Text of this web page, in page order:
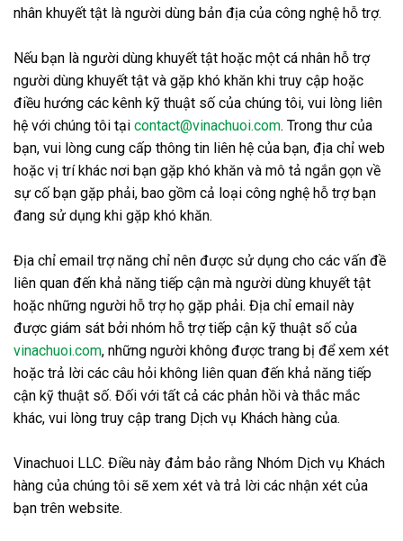
nhân khuyết tật là người dùng bản địa của công nghệ hỗ trợ.
Nếu bạn là người dùng khuyết tật hoặc một cá nhân hỗ trợ
người dùng khuyết tật và gặp khó khăn khi truy cập hoặc
điều hướng các kênh kỹ thuật số của chúng tôi, vui lòng liên
hệ với chúng tôi tại contact@vinachuoi.com. Trong thư của
bạn, vui lòng cung cấp thông tin liên hệ của bạn, địa chỉ web
hoặc vị trí khác nơi bạn gặp khó khăn và mô tả ngắn gọn về
sự cố bạn gặp phải, bao gồm cả loại công nghệ hỗ trợ bạn
đang sử dụng khi gặp khó khăn.
Địa chỉ email trợ năng chỉ nên được sử dụng cho các vấn đề
liên quan đến khả năng tiếp cận mà người dùng khuyết tật
hoặc những người hỗ trợ họ gặp phải. Địa chỉ email này
được giám sát bởi nhóm hỗ trợ tiếp cận kỹ thuật số của
vinachuoi.com, những người không được trang bị để xem xét
hoặc trả lời các câu hỏi không liên quan đến khả năng tiếp
cận kỹ thuật số. Đối với tất cả các phản hồi và thắc mắc
khác, vui lòng truy cập trang Dịch vụ Khách hàng của.
Vinachuoi LLC. Điều này đảm bảo rằng Nhóm Dịch vụ Khách
hàng của chúng tôi sẽ xem xét và trả lời các nhận xét của
bạn trên website.